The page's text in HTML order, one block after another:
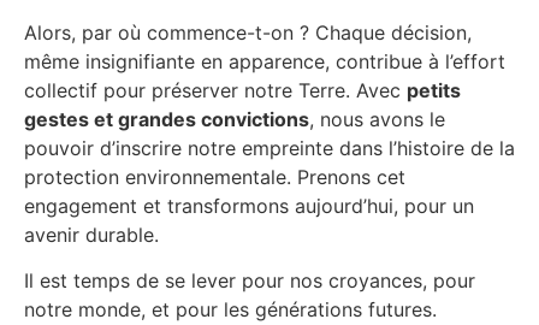
Alors, par où commence-t-on ? Chaque décision,
même insignifiante en apparence, contribue à l’effort
collectif pour préserver notre Terre. Avec petits
gestes et grandes convictions, nous avons le
pouvoir d’inscrire notre empreinte dans l’histoire de la
protection environnementale. Prenons cet
engagement et transformons aujourd’hui, pour un
avenir durable.
Il est temps de se lever pour nos croyances, pour
notre monde, et pour les générations futures.